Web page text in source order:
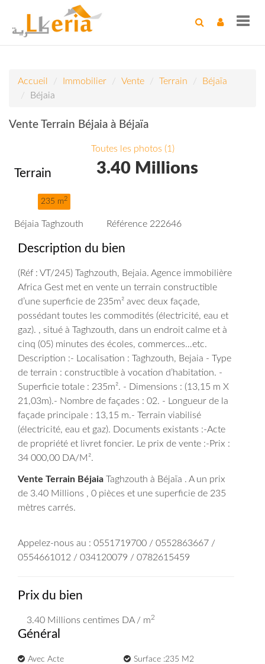
Accueil Immobilier Vente Terrain
Béjaïa
Béjaia
Vente Terrain Béjaia à Béjaïa
Toutes les photos (1)
Terrain
235 m2
3.40 Millions
Béjaia Taghzouth Référence 222646
Description du bien
(Réf : VT/245) Taghzouth, Bejaia. Agence immobilière
Africa Gest met en vente un terrain constructible
d’une superficie de 235m² avec deux façade,
possédant toutes les commodités (électricité, eau et
gaz). , situé à Taghzouth, dans un endroit calme et à
cinq (05) minutes des écoles, commerces…etc.
Description :- Localisation : Taghzouth, Bejaia - Type
de terrain : constructible à vocation d’habitation. -
Superficie totale : 235m². - Dimensions : (13,15 m X
21,03m).- Nombre de façades : 02. - Longueur de la
façade principale : 13,15 m.- Terrain viabilisé
(électricité, eau et gaz). Documents existants :-Acte
de propriété et livret foncier. Le prix de vente :-Prix :
34 000,00 DA/M².
Vente Terrain Béjaia Taghzouth à Béjaïa . A un prix
de 3.40 Millions , 0 pièces et une superficie de 235
mètres carrés.
Appelez-nous au : 0551719700 / 0552863667 /
0554661012 / 034120079 / 0782615459
Prix du bien
3.40 Millions centimes DA/ m2
Général
Avec Acte
Surface :235 M2